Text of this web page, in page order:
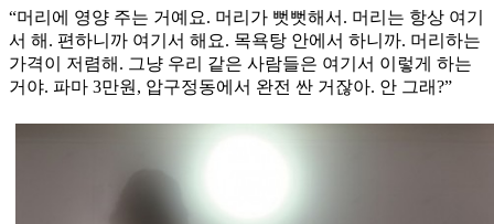
“머리에 영양 주는 거예요. 머리가 뻣뻣해서. 머리는 항상 여기
서 해. 편하니까 여기서 해요. 목욕탕 안에서 하니까. 머리하는
가격이 저렴해. 그냥 우리 같은 사람들은 여기서 이렇게 하는
거야. 파마 3만원, 압구정동에서 완전 싼 거잖아. 안 그래?”